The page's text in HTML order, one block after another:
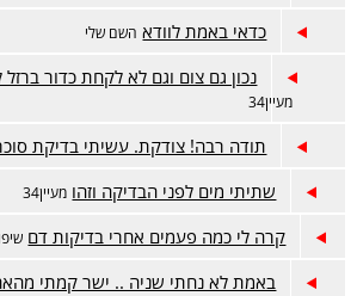
כדאי באמת לוודא השם שלי
נכון גם צום וגם לא לקחת כדור ברזל
מעיין34
תודה רבה! צודקת. עשיתי בדיקת
שתיתי מים לפני הבדיקה וזהו מעיין34
קרה לי כמה פעמים אחרי בדיקות דם
באמת לא נחתי שניה .. ישר קמתי